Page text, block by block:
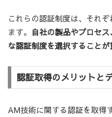
これらの認証制度は、それ
ます。 自社の製品やプロセ
な認証制度を選択することが
認証取得のメリットと
AM技術に関する認証を取得